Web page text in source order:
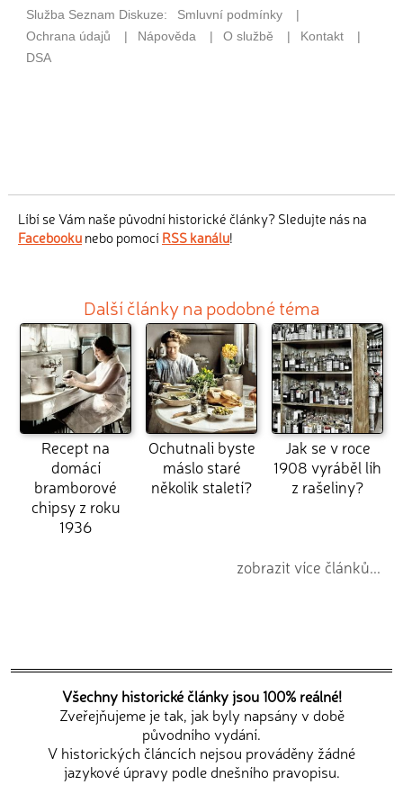
Líbí se Vám naše původní historické články? Sledujte nás na
Facebookunebo pomocí RSS kanálu!
Další články na podobné téma
Recept na
domácí
bramborové
chipsy z roku
1936
Ochutnali byste
máslo staré
několik staletí?
Jak se v roce
1908 vyráběl líh
z rašeliny?
zobrazit více článků...
Všechny historické články jsou 100% reálné!
Zveřejňujeme je tak, jak byly napsány v době
původního vydání.
V historických článcích nejsou prováděny žádné
jazykové úpravy podle dnešního pravopisu.